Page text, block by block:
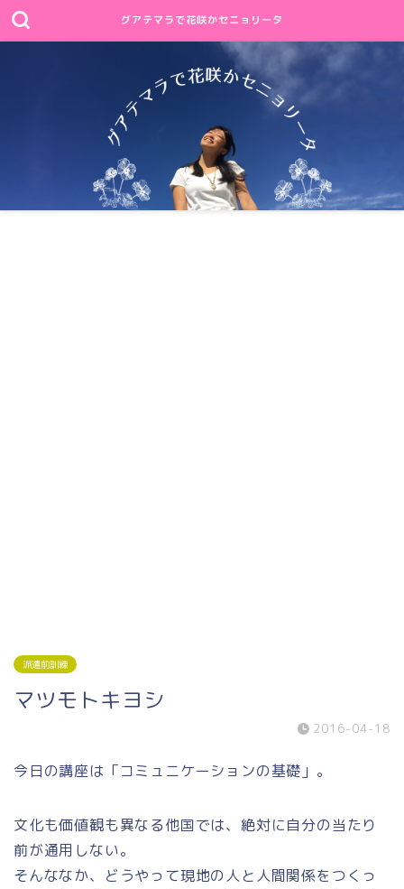
グアテマラで花咲かセニョリータ
派遣前訓練
マツモトキヨシ
2016-04-18
今日の講座は「コミュニケーションの基礎」。
文化も価値観も異なる他国では、絶対に自分の当たり
前が通用しない。
そんななか、どうやって現地の人と人間関係をつくっ